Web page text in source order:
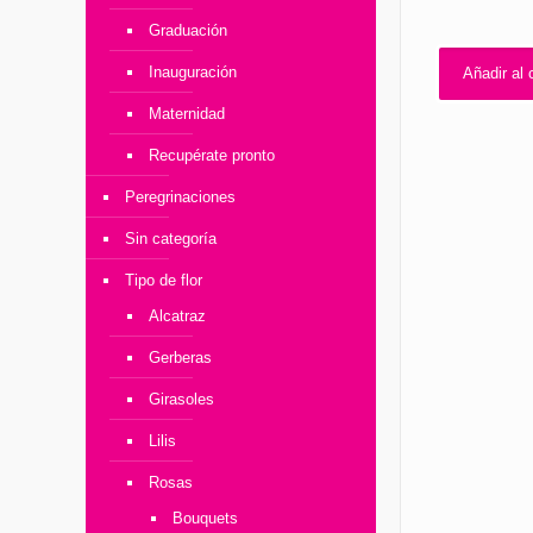
Añadir al
Graduación
Inauguración
Maternidad
Recupérate pronto
Peregrinaciones
Sin categoría
Tipo de flor
Alcatraz
Gerberas
Girasoles
Lilis
Rosas
Bouquets